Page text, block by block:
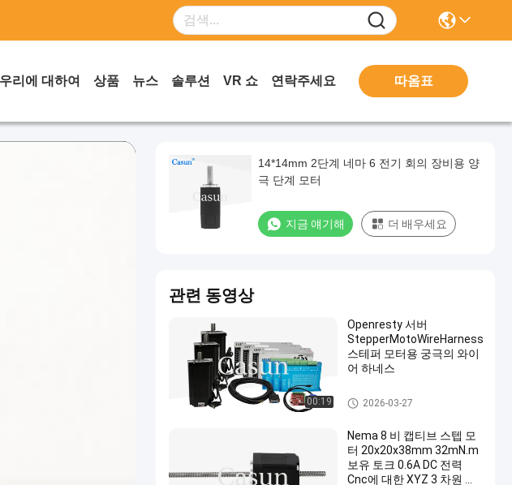
우리에 대하여 상품 뉴스 솔루션 VR 쇼 연락주세요 따옴표
14*14mm 2단계 네마 6 전기 회의 장비용 양
극 단계 모터
지금 얘기해 더 배우세요
관련 동영상
00:19
Openresty 서버
StepperMotoWireHarness
스테퍼 모터용 궁극의 와이
어 하네스
스텝 모터 부속물
2026-03-27
Nema 8 비 캡티브 스텝 모
터 20x20x38mm 32mN.m
보유 토크 0.6A DC 전력
Cnc에 대한 XYZ 3 차원 작